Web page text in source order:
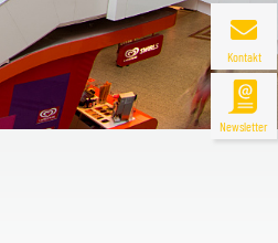
Kontakt
Newsletter